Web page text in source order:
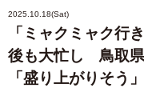
2025.10.18(Sat)
「ミャクミャク行
後も大忙し 鳥取県
「盛り上がりそう